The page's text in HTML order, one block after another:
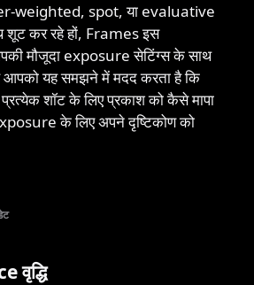
weighted, spot, या evaluative
कर रहे हों, Frames इस
मौजूदा exposure सेटिंग्स के साथ
आपको यह समझने में मदद करता है कि
शॉट के लिए प्रकाश को कैसे मापा
के लिए अपने दृष्टिकोण को
वृद्धि